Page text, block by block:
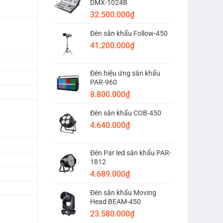
DMX-1024B
32.500.000₫
Đèn sân khấu Follow-450
41.200.000₫
Đèn hiệu ứng sân khấu
PAR-960
8.800.000₫
Đèn sân khấu COB-450
4.640.000₫
Đèn Par led sân khấu PAR-
1812
4.689.000₫
Đèn sân khấu Moving
Head BEAM-450
23.580.000₫